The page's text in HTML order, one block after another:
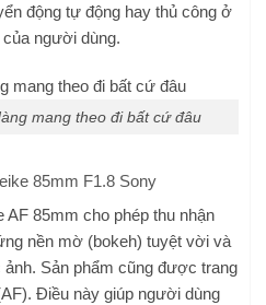
động tự động hay thủ công ở
người dùng.
mang theo đi bất cứ đâu
85mm F1.8 Sony
85mm cho phép thu nhận
nền mờ (bokeh) tuyệt vời và
Sản phẩm cũng được trang
Điều này giúp người dùng